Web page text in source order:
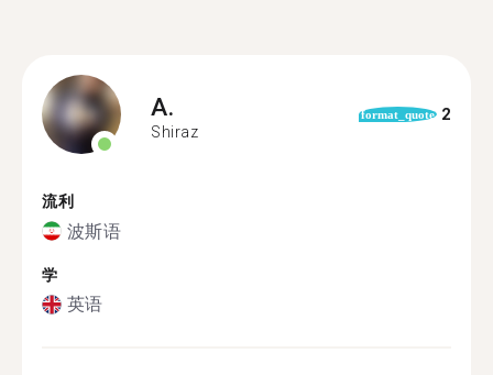
A.
Shiraz
format_quote 2
流利
波斯语
学
英语